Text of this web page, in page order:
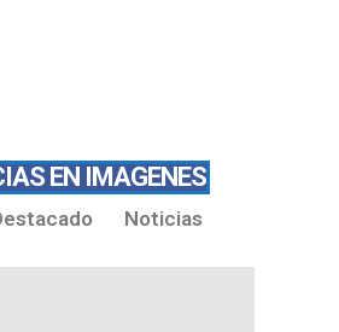
EN IMAGENES
Noticias